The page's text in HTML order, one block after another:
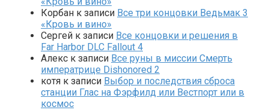
Корбан к записи Все три концовки Ведьмак 3
«Кровь и вино»
Сергей к записи Все концовки и решения в
Far Harbor DLC Fallout 4
Алекс к записи Все руны в миссии Смерть
императрице Dishonored 2
котя к записи Выбор и последствия сброса
станции Глас на Фэрфилд или Вестпорт или в
космос